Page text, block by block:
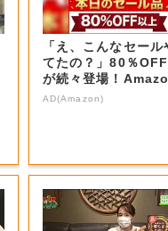
「え、こんなセール
てたの？」80％
が続々登場！
本気が...
AD(Amazon)